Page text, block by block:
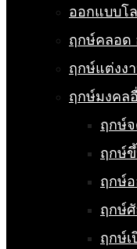
ออกแบบโ
ฤกษ์คลอด
ฤกษ์แต่งง
ฤกษ์มงคล
ฤกษ์
ฤกษ์
ฤกษ์
ฤกษ์
ฤกษ์